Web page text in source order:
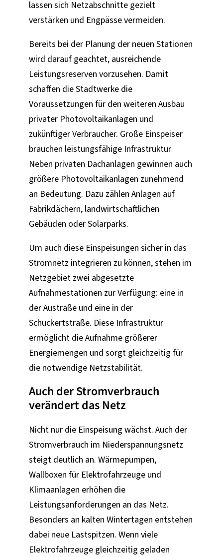
lassen sich Netzabschnitte gezielt
verstärken und Engpässe vermeiden.
Bereits bei der Planung der neuen Stationen
wird darauf geachtet, ausreichende
Leistungsreserven vorzusehen. Damit
schaffen die Stadtwerke die
Voraussetzungen für den weiteren Ausbau
privater Photovoltaikanlagen und
zukünftiger Verbraucher. Große Einspeiser
brauchen leistungsfähige Infrastruktur
Neben privaten Dachanlagen gewinnen auch
größere Photovoltaikanlagen zunehmend
an Bedeutung. Dazu zählen Anlagen auf
Fabrikdächern, landwirtschaftlichen
Gebäuden oder Solarparks.
Um auch diese Einspeisungen sicher in das
Stromnetz integrieren zu können, stehen im
Netzgebiet zwei abgesetzte
Aufnahmestationen zur Verfügung: eine in
der Austraße und eine in der
Schuckertstraße. Diese Infrastruktur
ermöglicht die Aufnahme größerer
Energiemengen und sorgt gleichzeitig für
die notwendige Netzstabilität.
Auch der Stromverbrauch
verändert das Netz
Nicht nur die Einspeisung wächst. Auch der
Stromverbrauch im Niederspannungsnetz
steigt deutlich an. Wärmepumpen,
Wallboxen für Elektrofahrzeuge und
Klimaanlagen erhöhen die
Leistungsanforderungen an das Netz.
Besonders an kalten Wintertagen entstehen
dabei neue Lastspitzen. Wenn viele
Elektrofahrzeuge gleichzeitig geladen